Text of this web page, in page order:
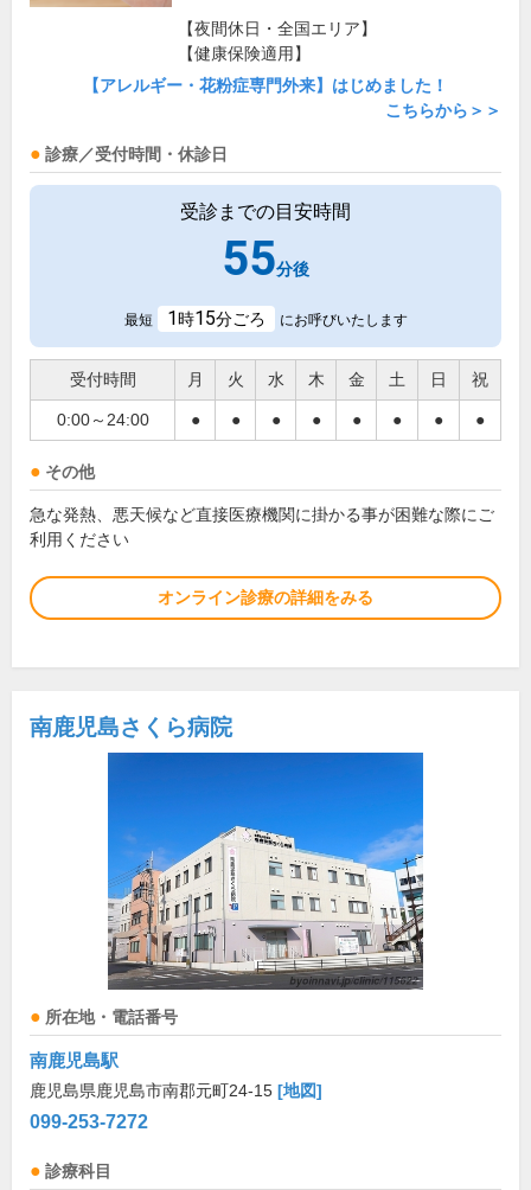
【夜間休日・全国エリア】
【健康保険適用】
【アレルギー・花粉症専門外来】はじめました！
こちらから＞＞
診療／受付時間・休診日
受診までの目安時間
55分後
最短 1時15分ごろ にお呼びいたします
受付時間 月 火 水 木 金 土 日 祝
0:00～24:00 ● ● ● ● ● ● ● ●
その他
急な発熱、悪天候など直接医療機関に掛かる事が困難な際にご
利用ください
オンライン診療の詳細をみる
南鹿児島さくら病院
所在地・電話番号
南鹿児島駅
鹿児島県鹿児島市南郡元町24-15 [地図]
099-253-7272
診療科目